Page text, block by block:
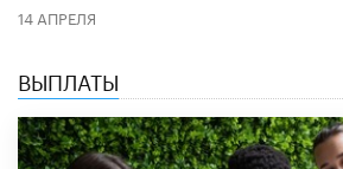
14 АПРЕЛЯ
ВЫПЛАТЫ